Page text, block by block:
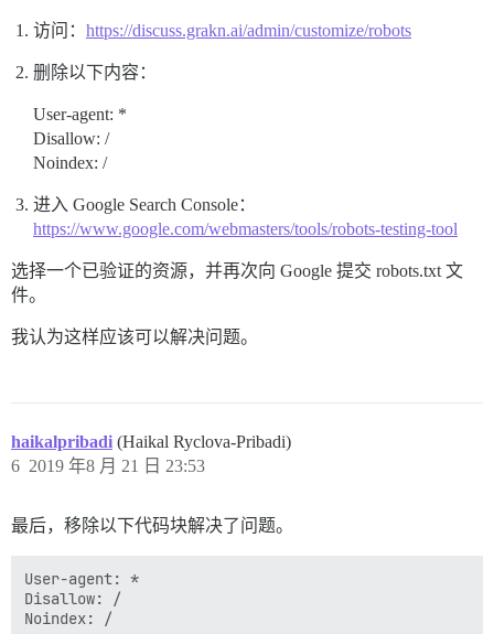
访问： https://discuss.grakn.ai/admin/customize/robots
删除以下内容：
User-agent: *
Disallow: /
Noindex: /
进入 Google Search Console：
https://www.google.com/webmasters/tools/robots-testing-tool
选择一个已验证的资源，并再次向 Google 提交 robots.txt 文
件。
我认为这样应该可以解决问题。
haikalpribadi (Haikal Ryclova-Pribadi)
2019 年8 月 21 日 23:53
6
最后，移除以下代码块解决了问题。
User-agent: *
Disallow: /